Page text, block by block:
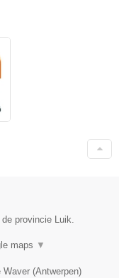
provincie Luik.
maps ▼
Waver (Antwerpen)